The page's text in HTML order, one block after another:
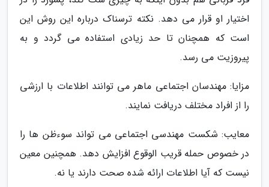
اختیار او قرار می دهد. نکته ترسناک درباره این روش این
است که همچنان تا حد زیادی استفاده می گردد و به
پیروزیت می رسد.
مزایا: مهندسان اجتماعی ماهر می توانند اطلاعات با ارزشی
را از افراد مختلف دریافت نمایند.
معایب: شکست مهندسی اجتماعی می تواند سوءظن ها را
در خصوص حمله قریب الوقوع افزایش دهد. همچنین معین
نیست که آیا اطلاعات ارائه شده صحت دارند یا نه.